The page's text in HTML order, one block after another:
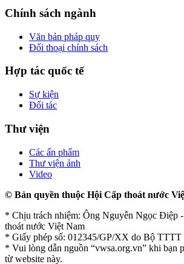
Chính sách ngành
Văn bản pháp quy
Đối thoại chính sách
Hợp tác quốc tế
Sự kiện
Đối tác
Thư viện
Các ấn phẩm
Thư viện ảnh
Video
© Bản quyền thuộc Hội Cấp thoát nước
* Chịu trách nhiệm: Ông Nguyễn Ngọc Điệp
thoát nước Việt Nam
* Giấy phép số: 012345/GP/XX do Bộ TTTT
* Vui lòng dẫn nguồn “vwsa.org.vn” khi bạn
từ website này.